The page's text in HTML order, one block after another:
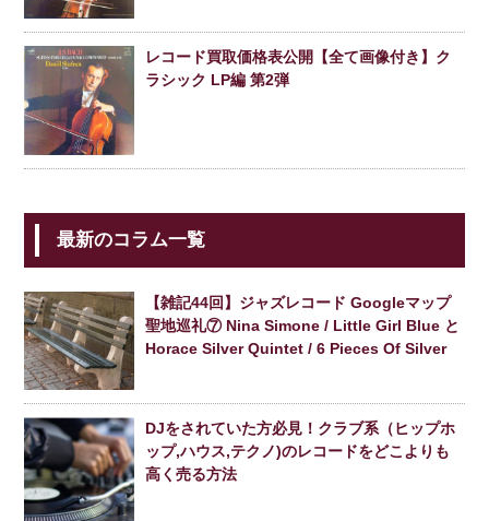
レコード買取価格表公開【全て画像付き】ク
ラシック LP編 第2弾
最新のコラム一覧
【雑記44回】ジャズレコード Googleマップ
聖地巡礼⑦ Nina Simone / Little Girl Blue と
Horace Silver Quintet / 6 Pieces Of Silver
DJをされていた方必見！クラブ系（ヒップホ
ップ,ハウス,テクノ)のレコードをどこよりも
高く売る方法